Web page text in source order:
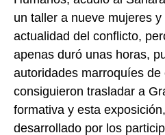
un taller a nueve mujeres
actualidad del conflicto,
apenas duró unas horas,
autoridades marroquíes
consiguieron trasladar a
formativa y esta
desarrollado por los